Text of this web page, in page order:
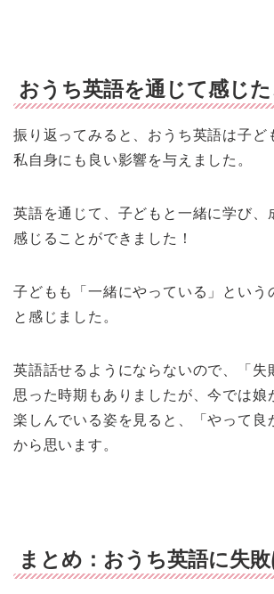
おうち英語を通じて感じた
振り返ってみると、おうち英語は子ど
私自身にも良い影響を与えました。
英語を通じて、子どもと一緒に学び、
感じることができました！
子どもも「一緒にやっている」という
と感じました。
英語話せるようにならないので、「失
思った時期もありましたが、今では娘
楽しんでいる姿を見ると、「やって良
から思います。
まとめ：おうち英語に失敗